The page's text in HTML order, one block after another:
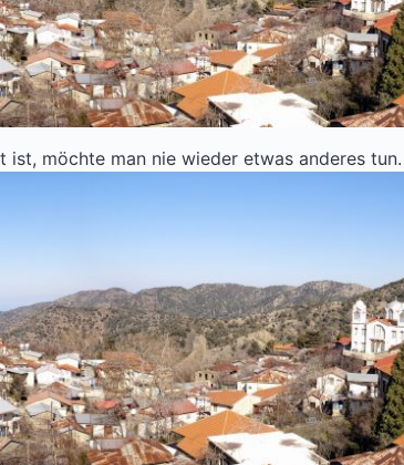
ist, möchte man nie wieder etwas anderes tun.